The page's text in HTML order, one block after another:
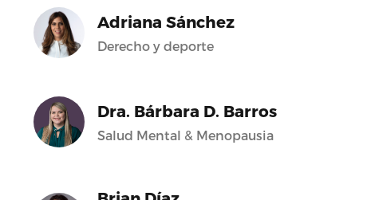
Adriana Sánchez
Derecho y deporte
Dra. Bárbara D. Barros
Salud Mental & Menopausia